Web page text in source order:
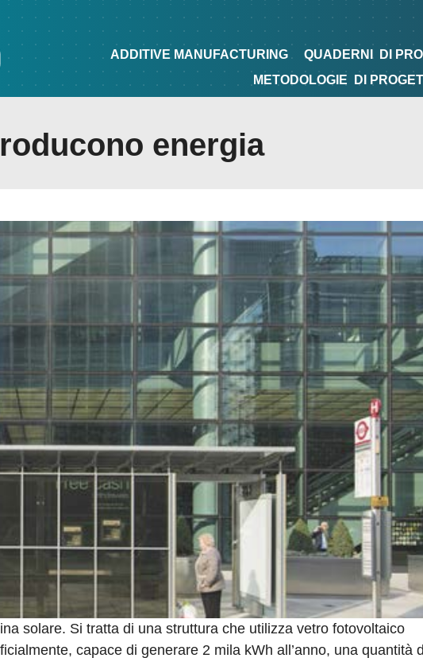
QUADERNI DI PROGETTAZIONE TIPS&TRICKS
ADDITIVE MANUFACTURING QUADERNI DI
METODOLOGIE
DI
energia
solare. Si tratta di una struttura che utilizza vetro fotovoltaico
capace di generare 2 mila kWh all’anno, una quantità